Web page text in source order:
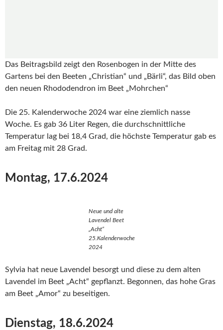
Das Beitragsbild zeigt den Rosenbogen in der Mitte des
Gartens bei den Beeten „Christian“ und „Bärli“, das Bild oben
den neuen Rhododendron im Beet „Mohrchen“
Die 25. Kalenderwoche 2024 war eine ziemlich nasse
Woche. Es gab 36 Liter Regen, die durchschnittliche
Temperatur lag bei 18,4 Grad, die höchste Temperatur gab es
am Freitag mit 28 Grad.
Montag, 17.6.2024
Neue und alte
Lavendel Beet
„Acht“
25.Kalenderwoche
2024
Sylvia hat neue Lavendel besorgt und diese zu dem alten
Lavendel im Beet „Acht“ gepflanzt. Begonnen, das hohe Gras
am Beet „Amor“ zu beseitigen.
Dienstag, 18.6.2024